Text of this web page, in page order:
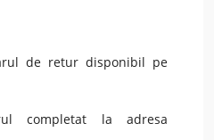
de retur disponibil pe
completat la adresa